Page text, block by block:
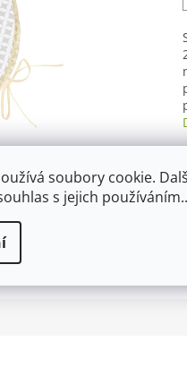
soubory cookie.
s jejich